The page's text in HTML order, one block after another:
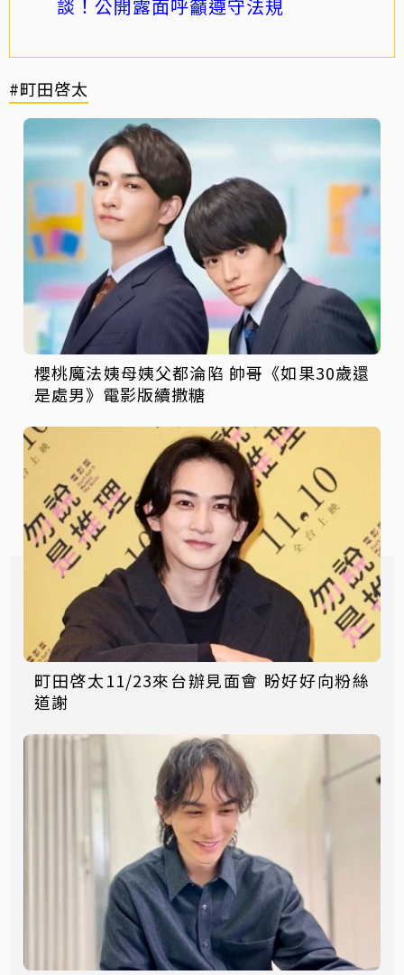
談！公開露面呼籲遵守法規
#町田啓太
櫻桃魔法姨母姨父都淪陷 帥哥《如果30歲還
是處男》電影版續撒糖
町田啓太11/23來台辦見面會 盼好好向粉絲
道謝